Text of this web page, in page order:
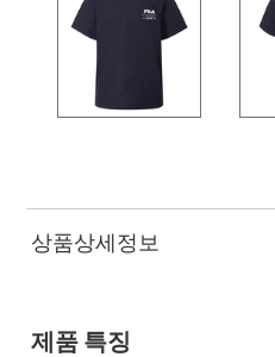
상품상세정보
제품 특징